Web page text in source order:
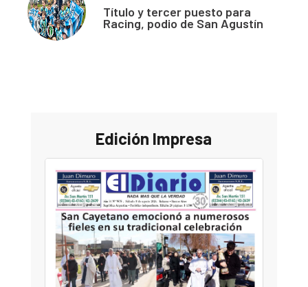
Título y tercer puesto para
Racing, podio de San Agustín
Edición Impresa